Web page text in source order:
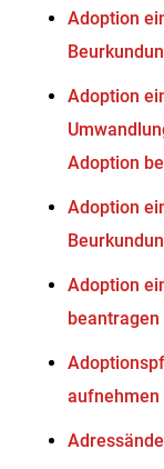
Adoption
Adoption
Adoption
Adoption
Adoption
beantragen
aufnehmen